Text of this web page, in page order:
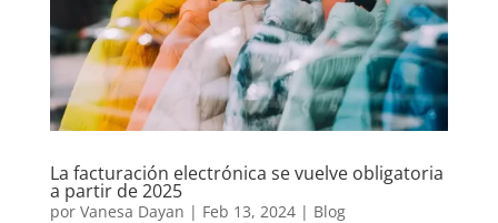
La facturación electrónica se vuelve obligatoria
a partir de 2025
por Vanesa Dayan | Feb 13, 2024| Blog